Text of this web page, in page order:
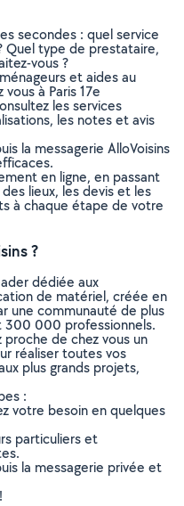
secondes : quel service
Quel type de prestataire,
vous ?
et aides au
à Paris 17e
les services
les notes et avis
la messagerie AlloVoisins
en ligne, en passant
lieux, les devis et les
à chaque étape de votre
?
dédiée aux
de matériel, créée en
une communauté de plus
300 000 professionnels.
de chez vous un
réaliser toutes vos
plus grands projets,
:
votre besoin en quelques
particuliers et
la messagerie privée et